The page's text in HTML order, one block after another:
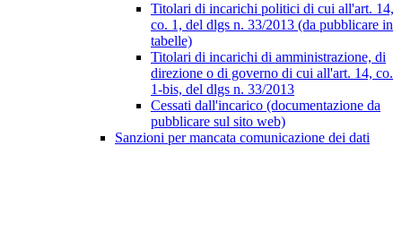
Titolari di incarichi politici di cui all'art. 14,
co. 1, del dlgs n. 33/2013 (da pubblicare in
tabelle)
Titolari di incarichi di amministrazione, di
direzione o di governo di cui all'art. 14, co.
1-bis, del dlgs n. 33/2013
Cessati dall'incarico (documentazione da
pubblicare sul sito web)
Sanzioni per mancata comunicazione dei dati